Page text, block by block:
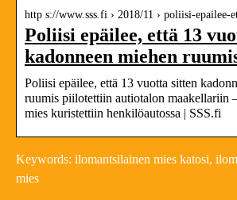
http s://www.sss.fi › 2018/11 › poliisi-epailee-
Poliisi epäilee, että 13
kadonneen miehen
Poliisi epäilee, että 13 vuotta sitten
ruumis piilotettiin autiotalon maakellariin
mies kuristettiin henkilöautossa | SSS.fi
Keywords: ilomantsilainen mies katosi,
mies